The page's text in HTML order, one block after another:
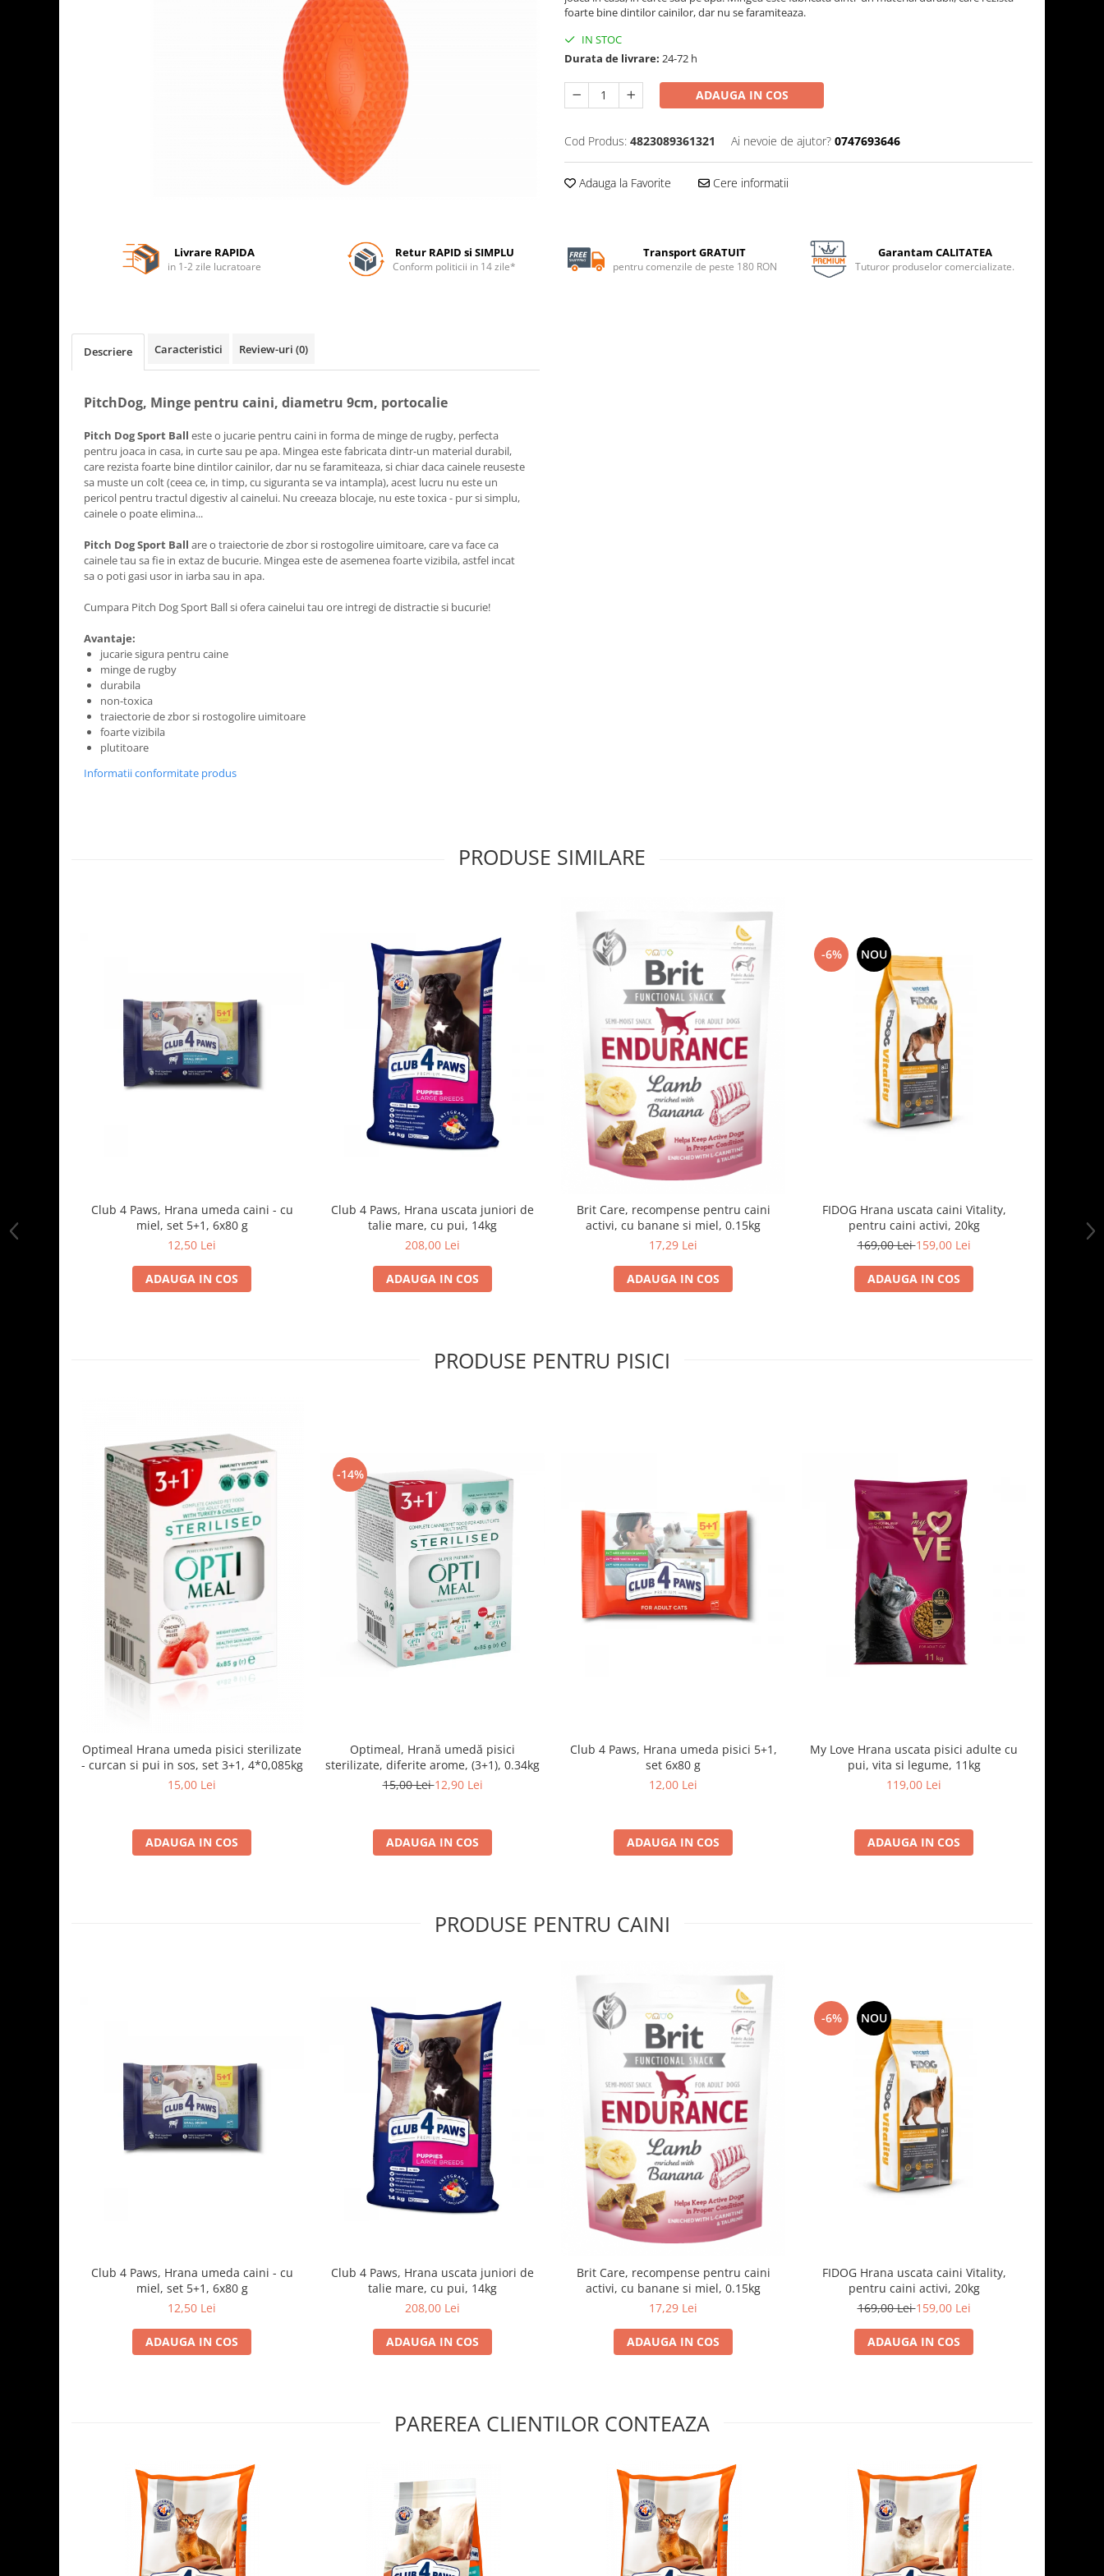
foarte bine dintilor cainilor, dar nu se faramiteaza.
IN STOC
Durata de livrare: 24-72 h
ADAUGA IN COS
Cod Produs: 4823089361321 Ai nevoie de ajutor? 0747693646
Adauga la Favorite Cere informatii
Livrare RAPIDA
in 1-2 zile lucratoare
Retur RAPID si SIMPLU
Conform politicii in 14 zile*
Transport GRATUIT
pentru comenzile de peste 180 RON
Garantam CALITATEA
Tuturor produselor comercializate.
Descriere Caracteristici Review-uri (0)
PitchDog, Minge pentru caini, diametru 9cm, portocalie
Pitch Dog Sport Ball este o jucarie pentru caini in forma de minge de rugby, perfecta
pentru joaca in casa, in curte sau pe apa. Mingea este fabricata dintr-un material durabil,
care rezista foarte bine dintilor cainilor, dar nu se faramiteaza, si chiar daca cainele reuseste
sa muste un colt (ceea ce, in timp, cu siguranta se va intampla), acest lucru nu este un
pericol pentru tractul digestiv al cainelui. Nu creeaza blocaje, nu este toxica - pur si simplu,
cainele o poate elimina...
Pitch Dog Sport Ball are o traiectorie de zbor si rostogolire uimitoare, care va face ca
cainele tau sa fie in extaz de bucurie. Mingea este de asemenea foarte vizibila, astfel incat
sa o poti gasi usor in iarba sau in apa.
Cumpara Pitch Dog Sport Ball si ofera cainelui tau ore intregi de distractie si bucurie!
Avantaje:
jucarie sigura pentru caine
minge de rugby
durabila
non-toxica
traiectorie de zbor si rostogolire uimitoare
foarte vizibila
plutitoare
Informatii conformitate produs
PRODUSE SIMILARE
Club 4 Paws, Hrana umeda caini - cu
miel, set 5+1, 6x80 g
12,50 Lei
ADAUGA IN COS
Club 4 Paws, Hrana uscata juniori de
talie mare, cu pui, 14kg
208,00 Lei
ADAUGA IN COS
Brit Care, recompense pentru caini
activi, cu banane si miel, 0.15kg
17,29 Lei
ADAUGA IN COS
-6% NOU
FIDOG Hrana uscata caini Vitality,
pentru caini activi, 20kg
169,00 Lei159,00 Lei
ADAUGA IN COS
PRODUSE PENTRU PISICI
Optimeal Hrana umeda pisici sterilizate
- curcan si pui in sos, set 3+1, 4*0,085kg
15,00 Lei
ADAUGA IN COS
-14%
Optimeal, Hrană umedă pisici
sterilizate, diferite arome, (3+1), 0.34kg
15,00 Lei12,90 Lei
ADAUGA IN COS
Club 4 Paws, Hrana umeda pisici 5+1,
set 6x80 g
12,00 Lei
ADAUGA IN COS
My Love Hrana uscata pisici adulte cu
pui, vita si legume, 11kg
119,00 Lei
ADAUGA IN COS
PRODUSE PENTRU CAINI
Club 4 Paws, Hrana umeda caini - cu
miel, set 5+1, 6x80 g
12,50 Lei
ADAUGA IN COS
Club 4 Paws, Hrana uscata juniori de
talie mare, cu pui, 14kg
208,00 Lei
ADAUGA IN COS
Brit Care, recompense pentru caini
activi, cu banane si miel, 0.15kg
17,29 Lei
ADAUGA IN COS
-6% NOU
FIDOG Hrana uscata caini Vitality,
pentru caini activi, 20kg
169,00 Lei159,00 Lei
ADAUGA IN COS
PAREREA CLIENTILOR CONTEAZA